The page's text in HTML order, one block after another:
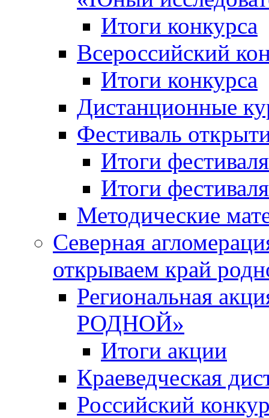
Итоги конкурса
Всероссийский
Итоги конкурса
Дистанционные
Фестиваль
Итоги
Итоги
Методические
Северная
открываем край
Региональная
РОДНОЙ»
Итоги акции
Краеведческая
Российский